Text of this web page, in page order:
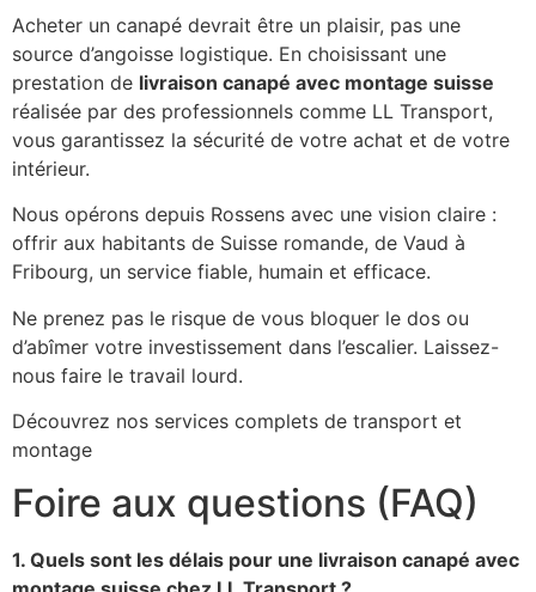
Acheter un canapé devrait être un plaisir, pas une
source d’angoisse logistique. En choisissant une
prestation de livraison canapé avec montage suisse
réalisée par des professionnels comme LL Transport,
vous garantissez la sécurité de votre achat et de votre
intérieur.
Nous opérons depuis Rossens avec une vision claire :
offrir aux habitants de Suisse romande, de Vaud à
Fribourg, un service fiable, humain et efficace.
Ne prenez pas le risque de vous bloquer le dos ou
d’abîmer votre investissement dans l’escalier. Laissez-
nous faire le travail lourd.
Découvrez nos services complets de transport et
montage
Foire aux questions (FAQ)
1. Quels sont les délais pour une livraison canapé avec